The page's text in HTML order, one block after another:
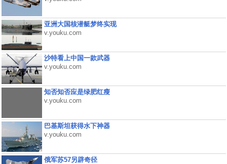
亚洲大国核潜艇梦终实现
v.youku.com
沙特看上中国一款武器
v.youku.com
知否知否应是绿肥红瘦
v.youku.com
巴基斯坦获得水下神器
v.youku.com
俄军苏57另辟奇径